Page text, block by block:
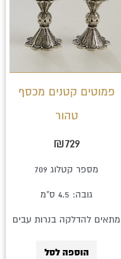
פמוטים קטנים מכסף
טהור
₪729
מספר קטלוג 709
גובה: 4.5 ס"מ
מתאים להדלקה בנרות עבים
הוספה לסל